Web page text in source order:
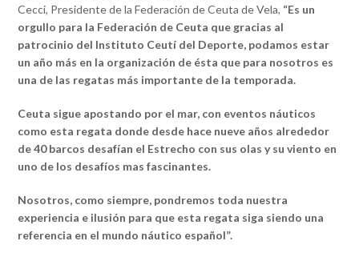
Cecci, Presidente de la Federación de Ceuta de Vela, “Es un
orgullo para la Federación de Ceuta que gracias al
patrocinio del Instituto Ceutí del Deporte, podamos estar
un año más en la organización de ésta que para nosotros es
una de las regatas más importante de la temporada.
Ceuta sigue apostando por el mar, con eventos náuticos
como esta regata donde desde hace nueve años alrededor
de 40 barcos desafían el Estrecho con sus olas y su viento en
uno de los desafíos mas fascinantes.
Nosotros, como siempre, pondremos toda nuestra
experiencia e ilusión para que esta regata siga siendo una
referencia en el mundo náutico español”.